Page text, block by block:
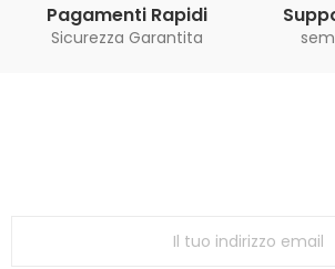
Pagamenti Rapidi
Sicurezza Garantita